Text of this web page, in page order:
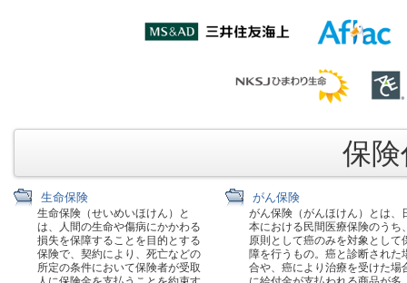
保
生命保険
生命保険（せいめいほけん）と
は、人間の生命や傷病にかかわる
損失を保障することを目的とする
保険で、契約により、死亡などの
所定の条件において保険者が受取
がん保険
がん保険（がんほけん）とは、
本における民間医療保険のうち
原則として癌のみを対象として
障を行うもの。癌と診断された
合や、癌により治療を受けた場